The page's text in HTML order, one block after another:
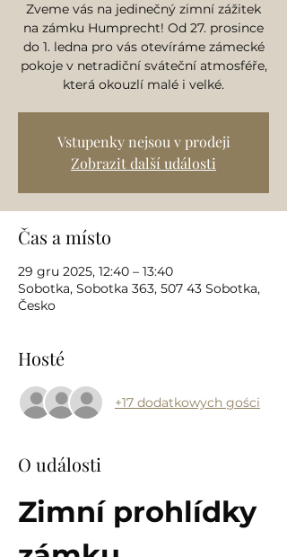
Zveme vás na jedinečný zimní zážitek
na zámku Humprecht! Od 27. prosince
do 1. ledna pro vás otevíráme zámecké
pokoje v netradiční sváteční atmosféře,
která okouzlí malé i velké.
Vstupenky nejsou v prodeji
Zobrazit další události
Čas a místo
29 gru 2025, 12:40 – 13:40
Sobotka, Sobotka 363, 507 43 Sobotka,
Česko
Hosté
+17 dodatkowych gości
O události
Zimní prohlídky